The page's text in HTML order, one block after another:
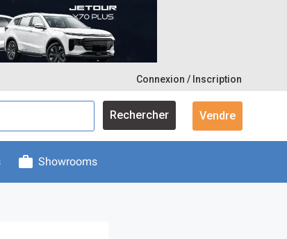
Connexion / Inscription
Rechercher Vendre
Showrooms